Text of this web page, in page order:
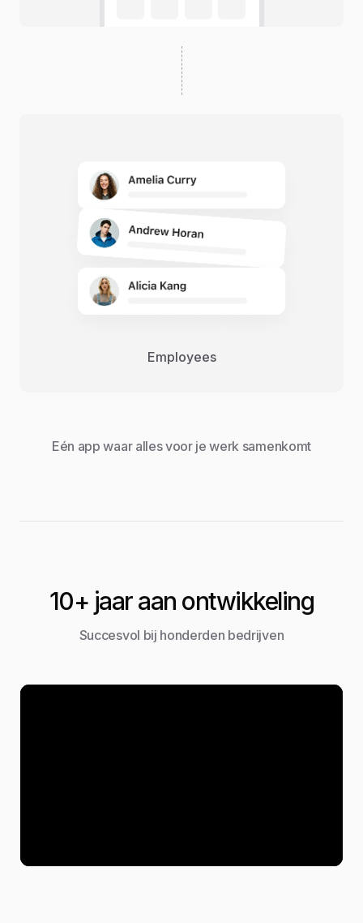
Employees
Eén app waar alles voor je werk samenkomt
10+ jaar aan ontwikkeling
Succesvol bij honderden bedrijven